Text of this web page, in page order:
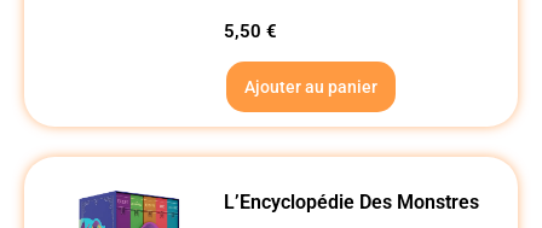
5,50€
Ajouter au panier
L’Encyclopédie Des Monstres